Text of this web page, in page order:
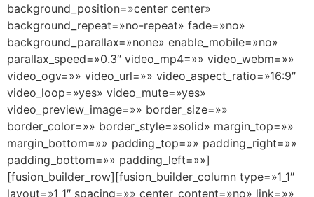
background_position=»center center»
background_repeat=»no-repeat» fade=»no»
background_parallax=»none» enable_mobile=»no»
parallax_speed=»0.3″ video_mp4=»» video_webm=»»
video_ogv=»» video_url=»» video_aspect_ratio=»16:9″
video_loop=»yes» video_mute=»yes»
video_preview_image=»» border_size=»»
border_color=»» border_style=»solid» margin_top=»»
margin_bottom=»» padding_top=»» padding_right=»»
padding_bottom=»» padding_left=»»]
[fusion_builder_row][fusion_builder_column type=»1_1″
layout=»1_1″ spacing=»» center_content=»no» link=»»